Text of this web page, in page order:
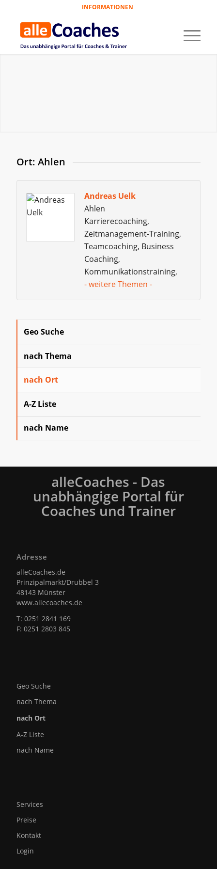
INFORMATIONEN
Ort: Ahlen
Andreas Uelk
Ahlen
Karrierecoaching,
Zeitmanagement-Training,
Teamcoaching, Business
Coaching,
Kommunikationstraining,
- weitere Themen -
Geo Suche
nach Thema
nach Ort
A-Z Liste
nach Name
alleCoaches - Das
unabhängige Portal für
Coaches und Trainer
Adresse
alleCoaches.de
Prinzipalmarkt/Drubbel 3
48143 Münster
www.allecoaches.de
T: 0251 2841 169
F: 0251 2803 845
Geo Suche
nach Thema
nach Ort
A-Z Liste
nach Name
Services
Preise
Kontakt
Login